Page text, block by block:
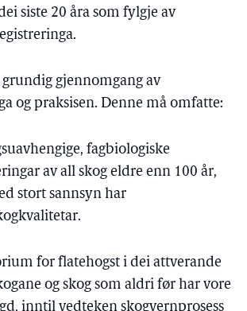
siste 20 åra som fylgje av
gjennomgang av
og praksisen. Denne må omfatte:
fagbiologiske
av all skog eldre enn 100 år,
stort sannsyn har
for flatehogst i dei attverande
og skog som aldri før har vore
inntil vedteken skogvernprosess